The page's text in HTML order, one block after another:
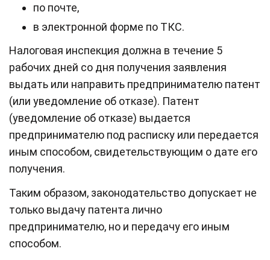
по почте,
в электронной форме по ТКС.
Налоговая инспекция должна в течение 5
рабочих дней со дня получения заявления
выдать или направить предпринимателю патент
(или уведомление об отказе). Патент
(уведомление об отказе) выдается
предпринимателю под расписку или передается
иным способом, свидетельствующим о дате его
получения.
Таким образом, законодательство допускает не
только выдачу патента лично
предпринимателю, но и передачу его иным
способом.